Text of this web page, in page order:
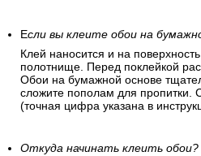
Если вы клеите обои на
Клей наносится и на
полотнище. Перед поклейкой
Обои на бумажной основе
сложите пополам для пропитки.
(точная цифра указана в
Откуда начинать клеить обои?